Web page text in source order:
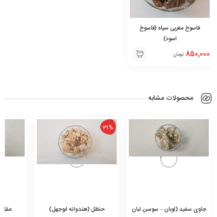
فاسوخ مغربی سیاه (فاسوخ
اسود)
850,000 تومان
محصولات مشابه
حنظل (هندوانه ابوجهل) مقل ازرق (مقل هندی) عنبر